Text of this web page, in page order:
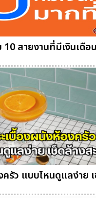
สายงานที่มีเงินเดื
รัว แบบไหนดูแลง่าย